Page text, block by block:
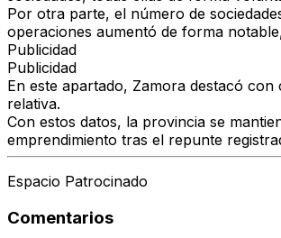
Por otra parte, el número de
operaciones aumentó de forma
Publicidad
Publicidad
En este apartado, Zamora destacó con
relativa.
Con estos datos, la provincia se
emprendimiento tras el repunte
Espacio Patrocinado
Comentarios